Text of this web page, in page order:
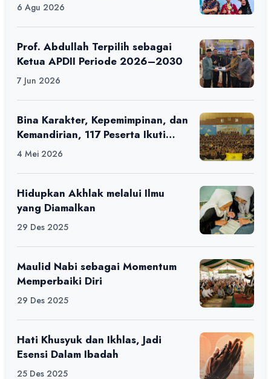
6 Agu 2026
Prof. Abdullah Terpilih sebagai
Ketua APDII Periode 2026–2030
7 Jun 2026
Bina Karakter, Kepemimpinan, dan
Kemandirian, 117 Peserta Ikuti
Alfaro Camp di MAN 1 Darussalam
4 Mei 2026
Hidupkan Akhlak melalui Ilmu
yang Diamalkan
29 Des 2025
Maulid Nabi sebagai Momentum
Memperbaiki Diri
29 Des 2025
Hati Khusyuk dan Ikhlas, Jadi
Esensi Dalam Ibadah
25 Des 2025